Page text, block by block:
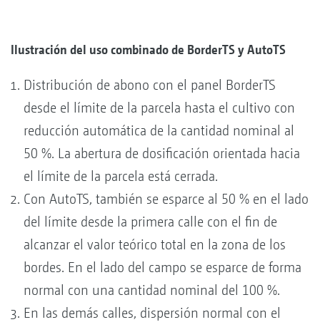
Ilustración del uso combinado de BorderTS y AutoTS
Distribución de abono con el panel BorderTS
desde el límite de la parcela hasta el cultivo con
reducción automática de la cantidad nominal al
50 %. La abertura de dosificación orientada hacia
el límite de la parcela está cerrada.
Con AutoTS, también se esparce al 50 % en el lado
del límite desde la primera calle con el fin de
alcanzar el valor teórico total en la zona de los
bordes. En el lado del campo se esparce de forma
normal con una cantidad nominal del 100 %.
En las demás calles, dispersión normal con el